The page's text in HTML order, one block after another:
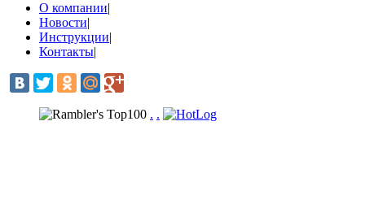
О компании|
Новости|
Инструкции|
Контакты|
. .